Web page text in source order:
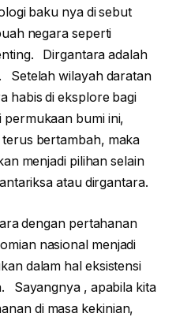
baku nya di sebut
negara seperti
Dirgantara adalah
Setelah wilayah daratan
habis di eksplore bagi
permukaan bumi ini,
bertambah, maka
menjadi pilihan selain
atau dirgantara.
dengan pertahanan
nasional menjadi
dalam hal eksistensi
Sayangnya , apabila kita
di masa kekinian,